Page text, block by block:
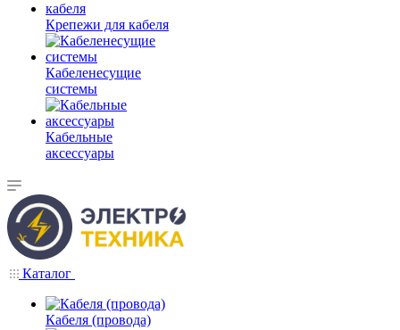
Крепежи для кабеля
Кабеленесущие
системы
Кабельные
аксессуары
Каталог
Кабеля (провода)